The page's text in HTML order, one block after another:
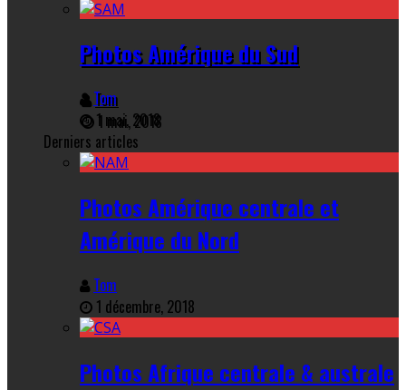
Photos Amérique du Sud
Tom
1 mai, 2018
Derniers articles
Photos Amérique centrale et
Amérique du Nord
Tom
1 décembre, 2018
Photos Afrique centrale & australe